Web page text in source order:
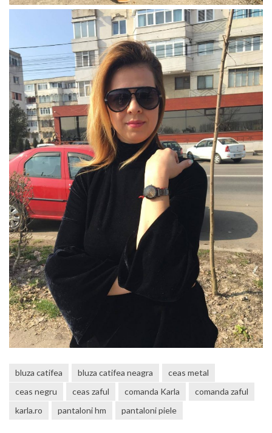
bluza catifea bluza catifea neagra
ceas metal
ceas negru
ceas zaful comanda Karla
comanda zaful
karla.ro
pantaloni hm pantaloni piele